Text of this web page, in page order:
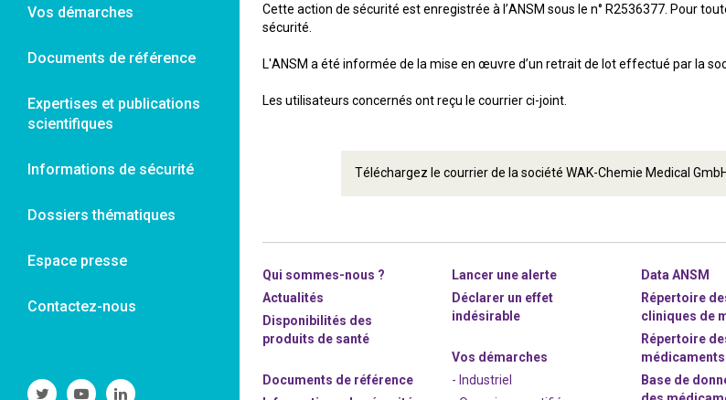
Vos démarches
Documents de référence
Expertises et publications
scientifiques
Informations de sécurité
Dossiers thématiques
Espace presse
Contactez-nous
SuivreSuivreSuivre
Cette action de sécurité est enregistrée à l’ANSM sous le n° R2536377. Pour
sécurité.
L'ANSM a été informée de la mise en œuvre d’un retrait de lot effectué par la
Les utilisateurs concernés ont reçu le courrier ci-joint.
Téléchargez le courrier de la société WAK-Chemie Medical
Qui sommes-nous ?
Actualités
Disponibilités des
produits de santé
Documents de référence
Lancer une alerte
Déclarer un effet
indésirable
Vos démarches
- Industriel
Data ANSM
Répertoire
cliniques de
Répertoire
médicaments
Base de